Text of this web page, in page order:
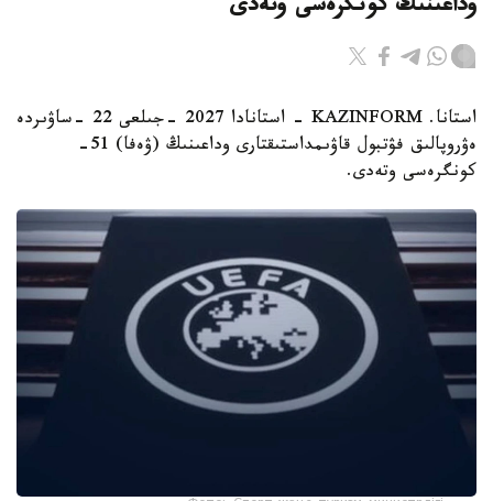
وداعىنىڭ كونگرەسى وتەدى
استانا. KAZINFORM - استانادا 2027 -جىلعى 22 -ساۋىردە
ەۋروپالىق فۋتبول قاۋىمداستىقتارى وداعىنىڭ (ۋەفا) 51-
كونگرەسى وتەدى.